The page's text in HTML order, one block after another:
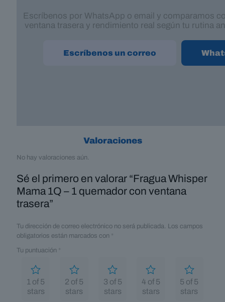
Escríbenos por WhatsApp o email y comparamos
ventana trasera y rendimiento real según tu rutina
Escríbenos un correo
Valoraciones
No hay valoraciones aún.
Sé el primero en valorar “Fragua Whisper
Mama 1Q – 1 quemador con ventana
trasera”
Tu dirección de correo electrónico no será publicada. Los campos
obligatorios están marcados con *
Tu puntuación *
1 of 5
stars
2 of 5
stars
3 of 5
stars
4 of 5
stars
5 of 5
stars